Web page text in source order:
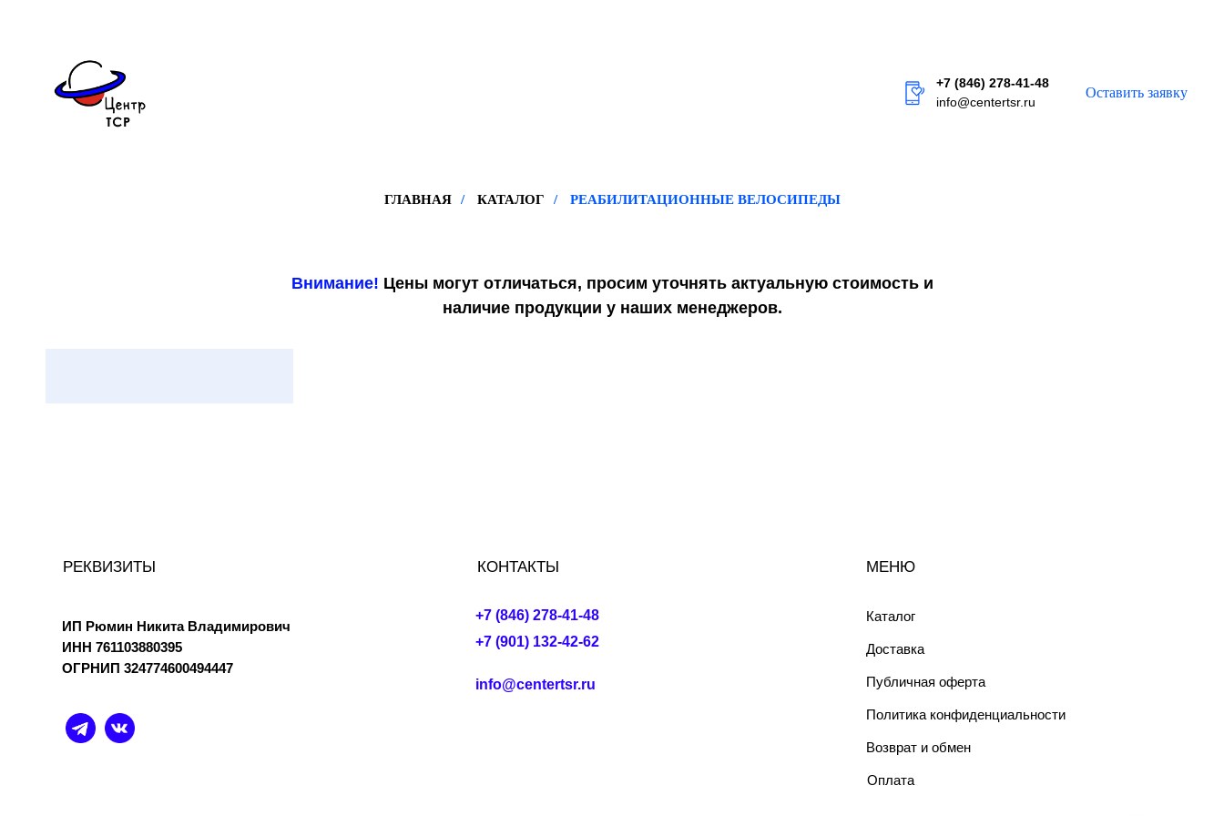
+7 (846) 278-41-48
info@centertsr.ru
Оставить заявку
ГЛАВНАЯ / КАТАЛОГ / РЕАБИЛИТАЦИОННЫЕ ВЕЛОСИПЕДЫ
Внимание! Цены могут отличаться, просим уточнять актуальную стоимость и
наличие продукции у наших менеджеров.
КОНТАКТЫ
РЕКВИЗИТЫ
+7 (846) 278-41-48
info@centertsr.ru
МЕНЮ
Каталог
Доставка
Публичная оферта
ИП Рюмин Никита Владимирович
ИНН 761103880395
ОГРНИП 324774600494447
Политика конфиденциальности
Возврат и обмен
Оплата
+7 (901) 132-42-62